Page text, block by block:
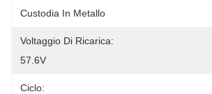
Custodia In Metallo
Voltaggio Di Ricarica:
57.6V
Ciclo: